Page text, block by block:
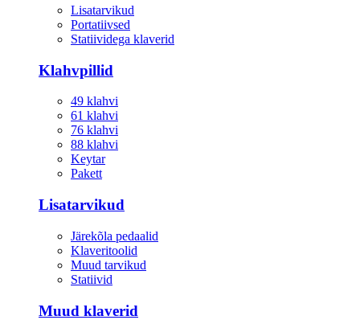
Lisatarvikud
Portatiivsed
Statiividega klaverid
Klahvpillid
49 klahvi
61 klahvi
76 klahvi
88 klahvi
Keytar
Pakett
Lisatarvikud
Järekõla pedaalid
Klaveritoolid
Muud tarvikud
Statiivid
Muud klaverid